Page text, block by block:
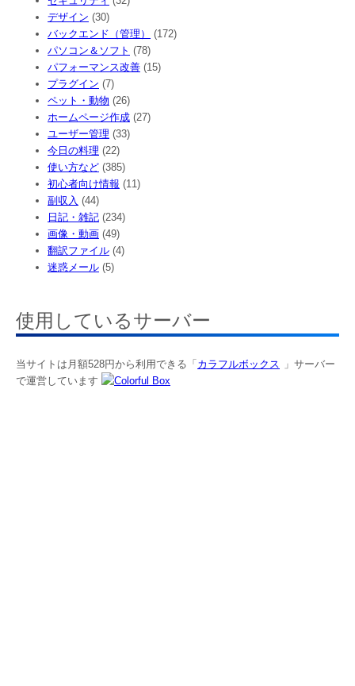
デザイン (30)
バックエンド（管理）
(172)
パソコン＆ソフト (78)
パフォーマンス改善 (15)
プラグイン (7)
ペット・動物 (26)
ホームページ作成 (27)
ユーザー管理 (33)
今日の料理 (22)
使い方など (385)
初心者向け情報 (11)
副収入 (44)
日記・雑記 (234)
画像・動画 (49)
翻訳ファイル (4)
迷惑メール (5)
使用しているサーバー
当サイトは月額528円から利用できる「 カラフルボックス
」サーバー
で運営しています